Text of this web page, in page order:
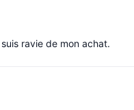
ravie de mon achat.